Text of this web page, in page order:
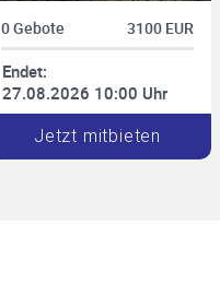
0 Gebote 3100 EUR
Endet:
27.08.2026 10:00 Uhr
Jetzt mitbieten